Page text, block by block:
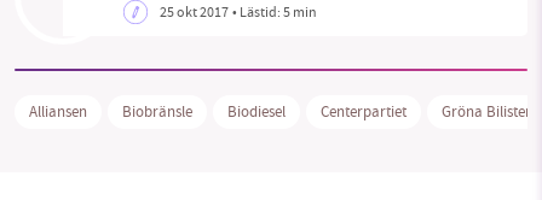
OMRÅDEN
MILJÖFAKTA
25 okt 2017• Lästid:5 min
Alliansen Biobränsle Biodiesel Centerpartiet Gröna Bilister